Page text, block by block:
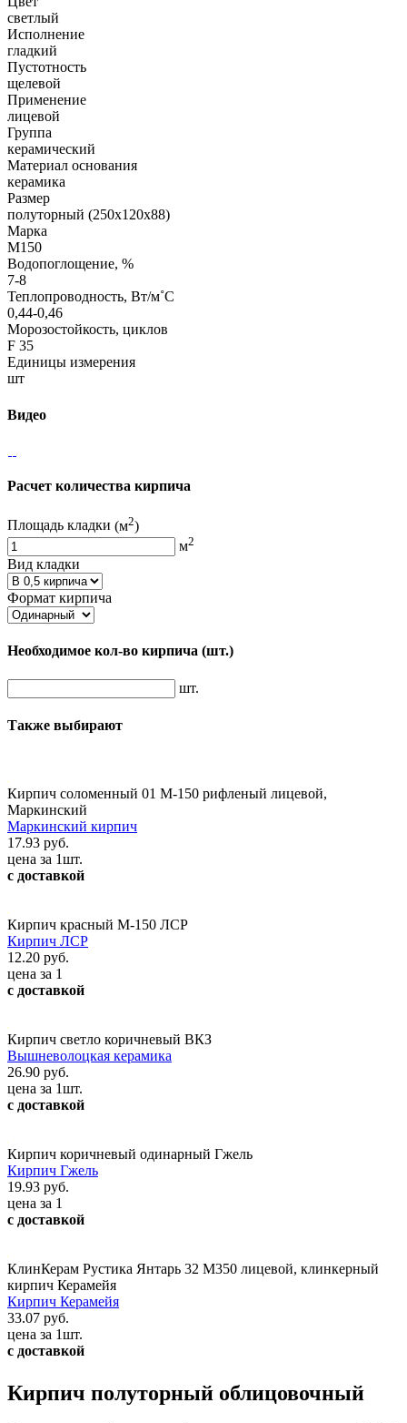
светлый
Исполнение
гладкий
Пустотность
щелевой
Применение
лицевой
Группа
керамический
Материал основания
керамика
Размер
полуторный (250х120х88)
Марка
М150
Водопоглощение, %
7-8
Теплопроводность, Вт/м˚С
0,44-0,46
Морозостойкость, циклов
F 35
Единицы измерения
шт
Видео
Расчет количества кирпича
Площадь кладки (м2)
м2
Вид кладки
Формат кирпича
Необходимое кол-во кирпича (шт.)
шт.
Также выбирают
Кирпич соломенный 01 М-150 рифленый лицевой,
Маркинский
Маркинский кирпич
17.93 руб.
цена за 1шт.
с доставкой
Кирпич красный М-150 ЛСР
Кирпич ЛСР
12.20 руб.
цена за 1
с доставкой
Кирпич светло коричневый ВКЗ
Вышневолоцкая керамика
26.90 руб.
цена за 1шт.
с доставкой
Кирпич коричневый одинарный Гжель
Кирпич Гжель
19.93 руб.
цена за 1
с доставкой
КлинКерам Рустика Янтарь 32 М350 лицевой, клинкерный
кирпич Керамейя
Кирпич Керамейя
33.07 руб.
цена за 1шт.
с доставкой
Кирпич полуторный облицовочный